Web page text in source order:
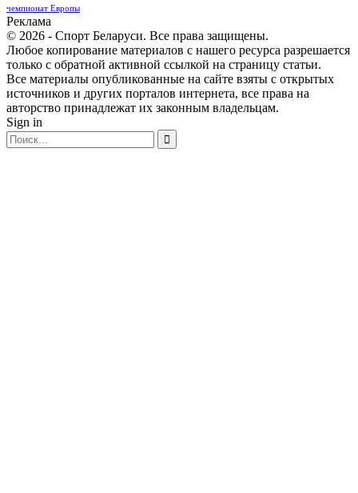
чемпионат Европы
Реклама
© 2026 - Спорт Беларуси. Все права защищены.
Любое копирование материалов с нашего ресурса разрешается
только с обратной активной ссылкой на страницу статьи.
Все материалы опубликованные на сайте взяты с открытых
источников и других порталов интернета, все права на
авторство принадлежат их законным владельцам.
Sign in